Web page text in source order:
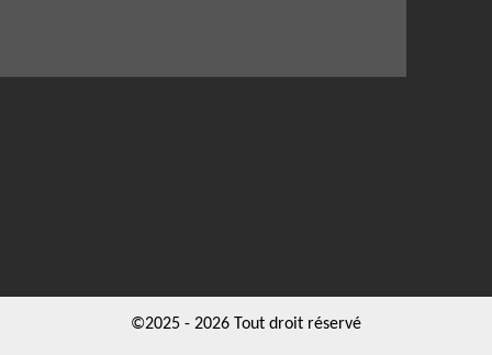
©2025 - 2026 Tout droit réservé